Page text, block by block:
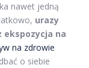
nawet jedną
urazy
ekspozycja na
na zdrowie
o siebie